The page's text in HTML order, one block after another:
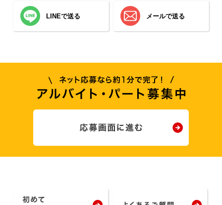
LINEで送る メールで送る